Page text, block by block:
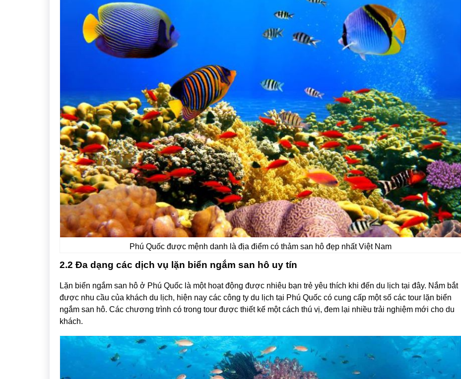
Phú Quốc được mệnh danh là địa điểm có thảm san hô đẹp nhất Việt Nam
2.2 Đa dạng các dịch vụ lặn biển ngắm san hô uy tín
Lặn biển ngắm san hô ở Phú Quốc là một hoạt động được nhiêu bạn trẻ yêu thích khi đến du lịch tại đây. Nắm bắt
được nhu cầu của khách du lịch, hiện nay các công ty du lịch tại Phú Quốc có cung cấp một số các tour lặn biển
ngắm san hô. Các chương trình có trong tour được thiết kế một cách thú vị, đem lại nhiều trải nghiệm mới cho du
khách.